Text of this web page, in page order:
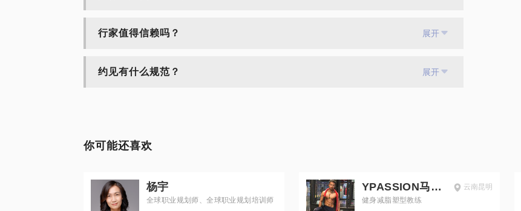
行家值得信赖吗？ 展开
约见有什么规范？ 展开
你可能还喜欢
杨宇
全球职业规划师、全球职业规划培训师
YPASSION马文
斌
云南昆明
健身减脂塑型教练